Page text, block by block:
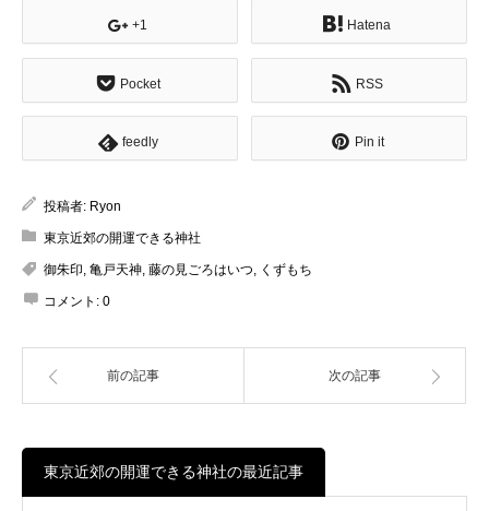
+1 Hatena
Pocket RSS
feedly Pin it
投稿者: Ryon
東京近郊の開運できる神社
御朱印 亀戸天神 藤の見ごろはいつ くずもち
コメント: 0
前の記事 次の記事
東京近郊の開運できる神社の最近記事